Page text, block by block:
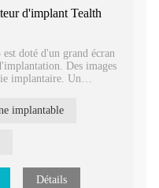
d'implant Tealth
doté d'un grand écran
Des images
implantaire. Un
dotée d'une pédale
implantable
Détails